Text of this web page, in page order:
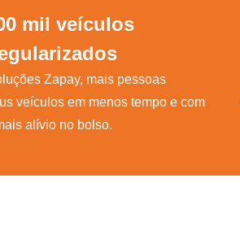
mil veículos
Zapay, mais pessoas
veículos em menos tempo e com
alívio no bolso.